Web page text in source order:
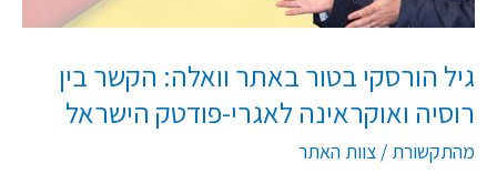
גיל הורסקי בטור באתר וואלה: הקשר בין
רוסיה ואוקראינה לאגרי-פודטק הישראל
מהתקשורת / צוות האתר
רוסיה
לאגרי-פודטק
הישראל